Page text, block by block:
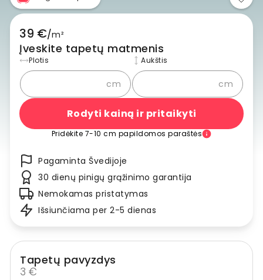
39 €/m²
Įveskite tapetų matmenis
Plotis
cm
Aukštis
cm
Rodyti kainą ir pritaikyti
Pridėkite 7-10 cm papildomos paraštės
Pagaminta Švedijoje
30 dienų pinigų grąžinimo garantija
Nemokamas pristatymas
Išsiunčiama per 2-5 dienas
Tapetų pavyzdys
3 €